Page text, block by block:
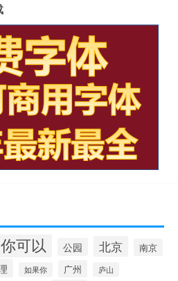
你可以 公园 北京
南京
如果你 广州 庐山